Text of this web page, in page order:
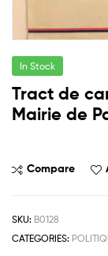
In Stock
Tract de
Mairie de
Compare
SKU: B0128
CATEGORIES: